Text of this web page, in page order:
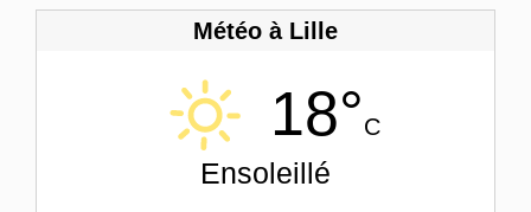
Météo à Lille
18°C
Ensoleillé